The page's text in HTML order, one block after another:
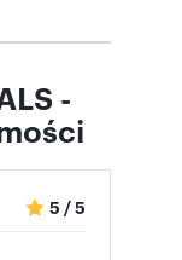
-
5 /5